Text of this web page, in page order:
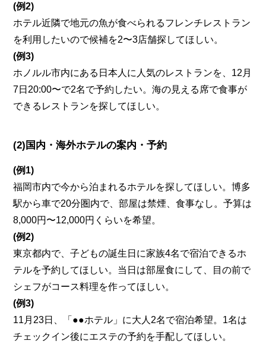
(例2)
ホテル近隣で地元の魚が食べられるフレンチレストラン
を利用したいので候補を2〜3店舗探してほしい。
(例3)
ホノルル市内にある日本人に人気のレストランを、12月
7日20:00〜で2名で予約したい。海の見える席で食事が
できるレストランを探してほしい。
(2)国内・海外ホテルの案内・予約
(例1)
福岡市内で今から泊まれるホテルを探してほしい。博多
駅から車で20分圏内で、部屋は禁煙、食事なし。予算は
8,000円〜12,000円くらいを希望。
(例2)
東京都内で、子どもの誕生日に家族4名で宿泊できるホ
テルを予約してほしい。当日は部屋食にして、目の前で
シェフがコース料理を作ってほしい。
(例3)
11月23日、「●●ホテル」に大人2名で宿泊希望。1名は
チェックイン後にエステの予約を手配してほしい。